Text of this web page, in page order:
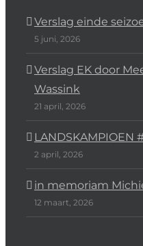
Verslag einde
5 juni, 2026
Verslag EK door
Wassink
21 april, 2026
LANDSKAMPIOEN
2 april, 2026
in memoriam
12 maart, 2026